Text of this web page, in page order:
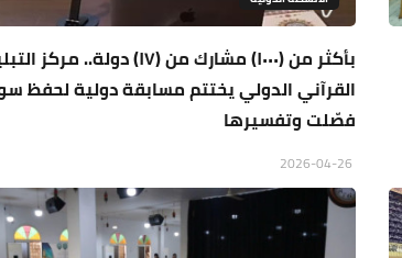
بأكثر من (١٠٠٠) مشارك من (١٧) دولة.. مركز
القرآني الدولي يختتم مسابقة دولية لحفظ
فصّلت وتفسيرها